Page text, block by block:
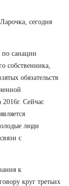
сегодня
санации
собственника,
обязательств
2016г. Сейчас
люди
с
к
круг третьих